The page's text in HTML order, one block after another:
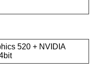
520 + NVIDIA